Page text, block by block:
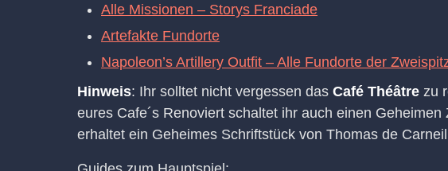
Alle Missionen – Storys Franciade
Artefakte Fundorte
Napoleon’s Artillery Outfit – Alle Fundorte der
Hinweis: Ihr solltet nicht vergessen das Café Théâtre zu
eures Cafe´s Renoviert schaltet ihr auch einen
erhaltet ein Geheimes Schriftstück von Thomas de